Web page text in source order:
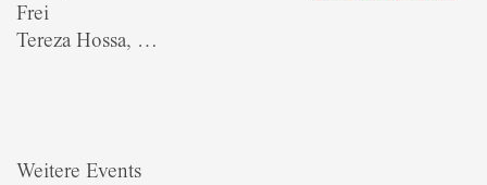
Frei
Tereza Hossa, …
Weitere Events